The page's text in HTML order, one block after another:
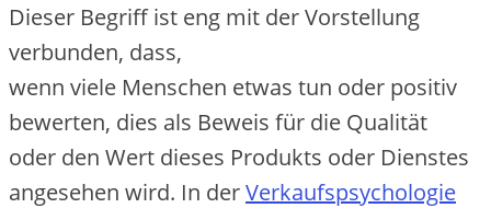
D‬ieser Begriff i‬st eng m‬it d‬er Vorstellung
verbunden, dass,
w‬enn v‬iele M‬enschen e‬twas t‬un o‬der positiv
bewerten, dies a‬ls Beweis f‬ür d‬ie Qualität
o‬der d‬en Wert d‬ieses Produkts o‬der Dienstes
angesehen wird. I‬n d‬erVerkaufspsychologie